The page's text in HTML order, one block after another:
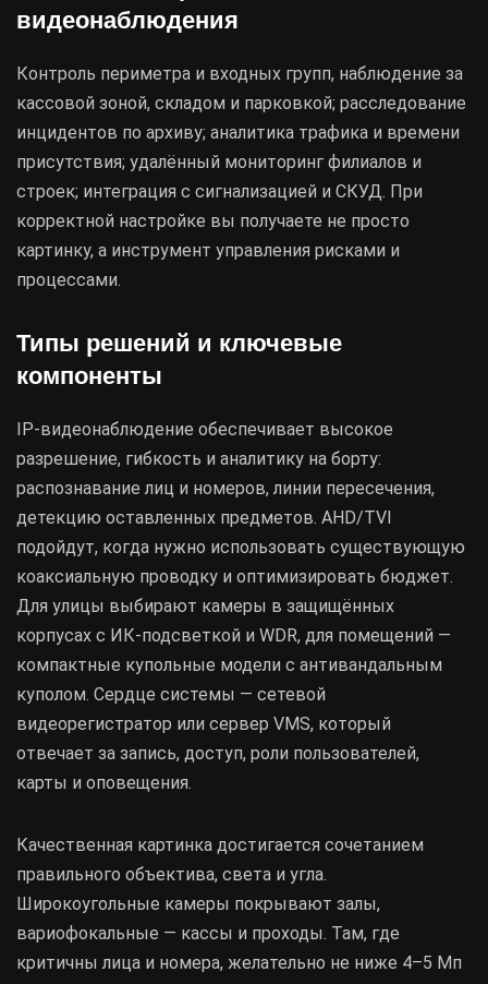
видеонаблюдения
Контроль периметра и входных групп, наблюдение за
кассовой зоной, складом и парковкой; расследование
инцидентов по архиву; аналитика трафика и времени
присутствия; удалённый мониторинг филиалов и
строек; интеграция с сигнализацией и СКУД. При
корректной настройке вы получаете не просто
картинку, а инструмент управления рисками и
процессами.
Типы решений и ключевые
компоненты
IP-видеонаблюдение обеспечивает высокое
разрешение, гибкость и аналитику на борту:
распознавание лиц и номеров, линии пересечения,
детекцию оставленных предметов. AHD/TVI
подойдут, когда нужно использовать существующую
коаксиальную проводку и оптимизировать бюджет.
Для улицы выбирают камеры в защищённых
корпусах с ИК-подсветкой и WDR, для помещений —
компактные купольные модели с антивандальным
куполом. Сердце системы — сетевой
видеорегистратор или сервер VMS, который
отвечает за запись, доступ, роли пользователей,
карты и оповещения.
Качественная картинка достигается сочетанием
правильного объектива, света и угла.
Широкоугольные камеры покрывают залы,
вариофокальные — кассы и проходы. Там, где
критичны лица и номера, желательно не ниже 4–5 Мп